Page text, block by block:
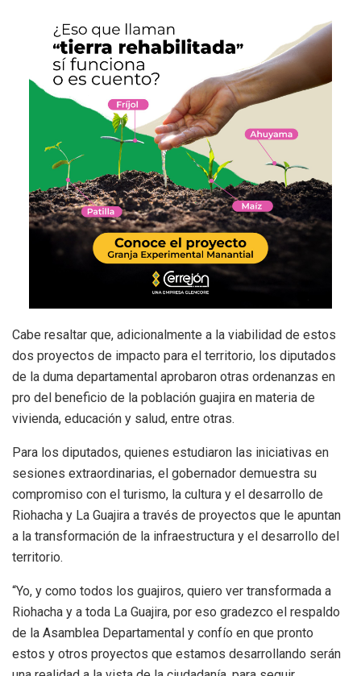
Cabe resaltar que, adicionalmente a la viabilidad de estos
dos proyectos de impacto para el territorio, los diputados
de la duma departamental aprobaron otras ordenanzas en
pro del beneficio de la población guajira en materia de
vivienda, educación y salud, entre otras.
Para los diputados, quienes estudiaron las iniciativas en
sesiones extraordinarias, el gobernador demuestra su
compromiso con el turismo, la cultura y el desarrollo de
Riohacha y La Guajira a través de proyectos que le apuntan
a la transformación de la infraestructura y el desarrollo del
territorio.
“Yo, y como todos los guajiros, quiero ver transformada a
Riohacha y a toda La Guajira, por eso gradezco el respaldo
de la Asamblea Departamental y confío en que pronto
estos y otros proyectos que estamos desarrollando serán